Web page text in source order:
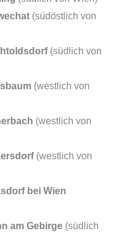
(südöstlich von
(südlich von
(westlich von
(westlich von
(westlich von
bei Wien
am Gebirge (südlich